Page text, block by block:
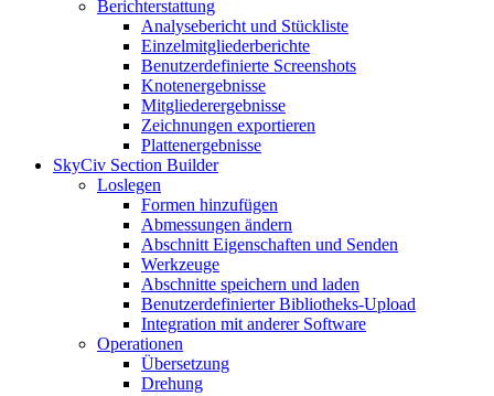
Berichterstattung
Analysebericht und Stückliste
Einzelmitgliederberichte
Benutzerdefinierte Screenshots
Knotenergebnisse
Mitgliederergebnisse
Zeichnungen exportieren
Plattenergebnisse
SkyCiv Section Builder
Loslegen
Formen hinzufügen
Abmessungen ändern
Abschnitt Eigenschaften und Senden
Werkzeuge
Abschnitte speichern und laden
Benutzerdefinierter Bibliotheks-Upload
Integration mit anderer Software
Operationen
Übersetzung
Drehung